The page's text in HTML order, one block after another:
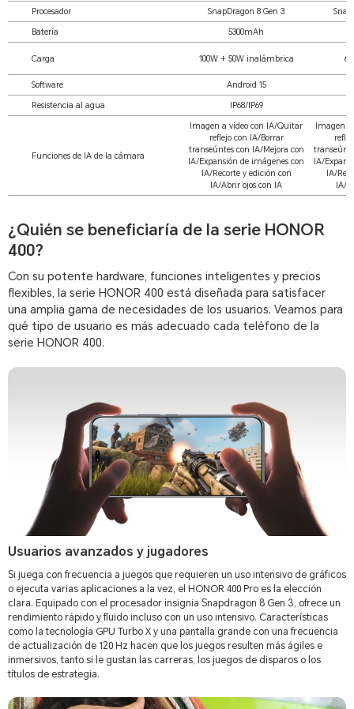
Procesador SnapDragon 8 Gen 3
Batería 5300mAh
Carga 100W + 50W inalámbrica
Software Android 15
Resistencia al agua IP68/IP69
Funciones de IA de la cámara
Imagen a vídeo con IA/Quitar
reflejo con IA/Borrar
transeúntes con IA/Mejora con
IA/Expansión de imágenes con
IA/Recorte y edición con
IA/Abrir ojos con IA
Imagen
IA/
IA/
IA/
¿Quién se beneficiaría de la serie HONOR
400?
Con su potente hardware, funciones inteligentes y precios
flexibles, la serie HONOR 400 está diseñada para satisfacer
una amplia gama de necesidades de los usuarios. Veamos para
qué tipo de usuario es más adecuado cada teléfono de la
serie HONOR 400.
Usuarios avanzados y jugadores
Si juega con frecuencia a juegos que requieren un uso intensivo de gráficos
o ejecuta varias aplicaciones a la vez, el HONOR 400 Pro es la elección
clara. Equipado con el procesador insignia Snapdragon 8 Gen 3, ofrece un
rendimiento rápido y fluido incluso con un uso intensivo. Características
como la tecnología GPU Turbo X y una pantalla grande con una frecuencia
de actualización de 120 Hz hacen que los juegos resulten más ágiles e
inmersivos, tanto si le gustan las carreras, los juegos de disparos o los
títulos de estrategia.